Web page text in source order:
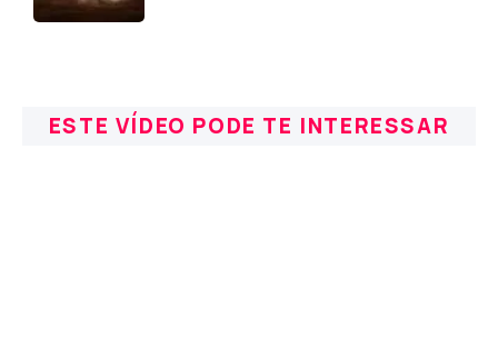
ESTE VÍDEO PODE TE INTERESSAR